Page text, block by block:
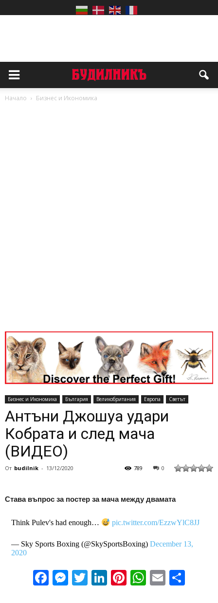
Начало Бизнес и Икономика
Бизнес и Икономика България Великобритания Европа Светът
Антъни Джошуа удари
Кобрата и след мача
(ВИДЕО)
От budilnik - 13/12/2020 0
789
Става въпрос за постер за мача между двамата
Think Pulev's had enough… pic.twitter.com/EzzwYlC8JJ
— Sky Sports Boxing (@SkySportsBoxing) December 13,
2020
Facebook
Messenger
Twitter
LinkedIn
Pinterest
WhatsApp
Email